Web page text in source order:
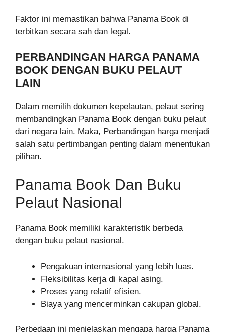
Faktor ini memastikan bahwa Panama Book di
terbitkan secara sah dan legal.
PERBANDINGAN HARGA PANAMA
BOOK DENGAN BUKU PELAUT
LAIN
Dalam memilih dokumen kepelautan, pelaut sering
membandingkan Panama Book dengan buku pelaut
dari negara lain. Maka, Perbandingan harga menjadi
salah satu pertimbangan penting dalam menentukan
pilihan.
Panama Book Dan Buku
Pelaut Nasional
Panama Book memiliki karakteristik berbeda
dengan buku pelaut nasional.
Pengakuan internasional yang lebih luas.
Fleksibilitas kerja di kapal asing.
Proses yang relatif efisien.
Biaya yang mencerminkan cakupan global.
Perbedaan ini menjelaskan mengapa harga Panama